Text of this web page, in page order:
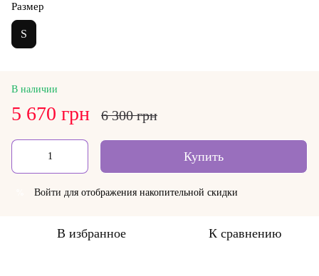
Размер
S
В наличии
5 670 грн 6 300 грн
Купить
Войти для отображения накопительной скидки
В избранное К сравнению